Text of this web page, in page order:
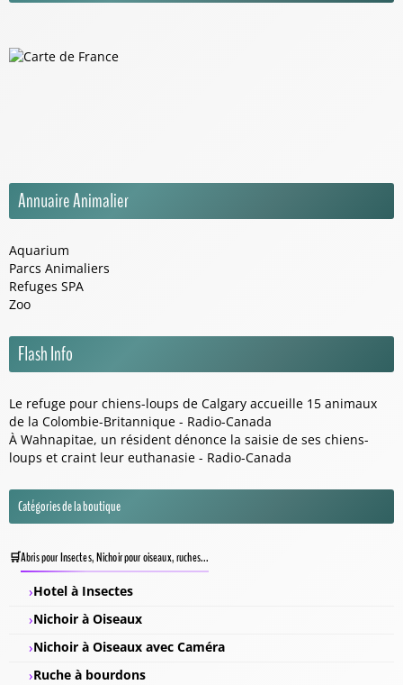
Annuaire Animalier
Aquarium
Parcs Animaliers
Refuges SPA
Zoo
Flash Info
Le refuge pour chiens-loups de Calgary accueille 15 animaux
de la Colombie-Britannique - Radio-Canada
À Wahnapitae, un résident dénonce la saisie de ses chiens-
loups et craint leur euthanasie - Radio-Canada
Catégories de la boutique
Abris pour Insectes, Nichoir pour oiseaux, ruches...
Hotel à Insectes
Nichoir à Oiseaux
Nichoir à Oiseaux avec Caméra
Ruche à bourdons